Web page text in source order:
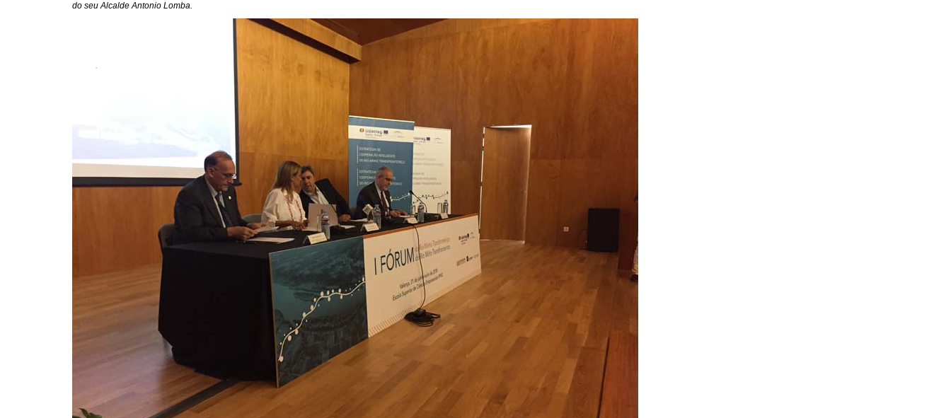
do seu Alcalde Antonio Lomba.